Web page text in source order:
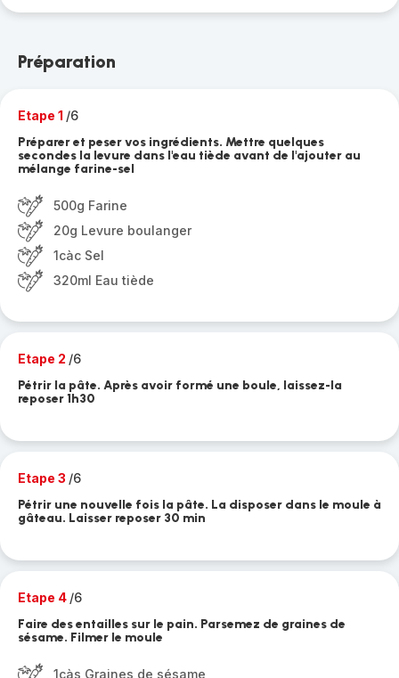
Préparation
Etape 1 /6
Préparer et peser vos ingrédients. Mettre quelques
secondes la levure dans l'eau tiède avant de l'ajouter au
mélange farine-sel
500g Farine
20g Levure boulanger
1càc Sel
320ml Eau tiède
Etape 2 /6
Pétrir la pâte. Après avoir formé une boule, laissez-la
reposer 1h30
Etape 3 /6
Pétrir une nouvelle fois la pâte. La disposer dans le moule à
gâteau. Laisser reposer 30 min
Etape 4 /6
Faire des entailles sur le pain. Parsemez de graines de
sésame. Filmer le moule
1càs Graines de sésame